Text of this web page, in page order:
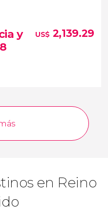
tour de 6 días
hasta Glasgow
del Reino
y
US$ 2,139.29
Highlands
en Reino